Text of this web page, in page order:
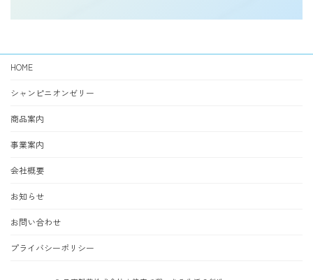
HOME
シャンピニオンゼリー
商品案内
事業案内
会社概要
お知らせ
お問い合わせ
プライバシーポリシー